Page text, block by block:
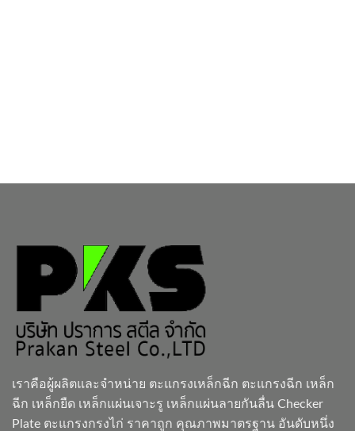
เราคือผู้ผลิตและจำหน่าย ตะแกรงเหล็กฉีก ตะแกรงฉีก เหล็ก
ฉีก เหล็กยืด เหล็กแผ่นเจาะรู เหล็กแผ่นลายกันลื่น Checker
Plate ตะแกรงกรงไก่ ราคาถูก คุณภาพมาตรฐาน อันดับหนึ่ง